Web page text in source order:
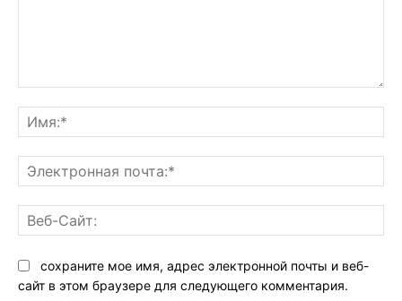
сохраните мое имя, адрес электронной почты и веб-
сайт в этом браузере для следующего комментария.